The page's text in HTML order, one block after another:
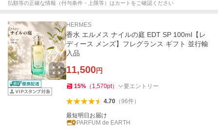
払額等の正確な情報（付与条件・上限等）はカートをご確認ください
HERMES
香水 エルメス ナイルの庭 EDT SP 100ml【レ
ディース メンズ】フレグランス ギフト 並行輸
入品
11,500円
15% （ 1,570pt） 要エントリー
4.70（96件）
最短明日お届け
PARFUM de EARTH